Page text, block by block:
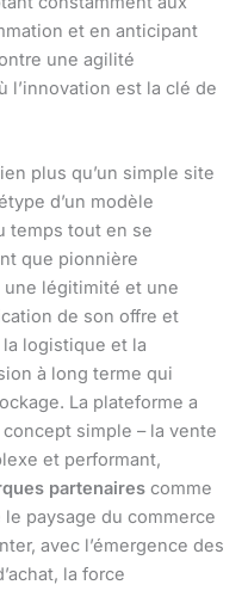
et en anticipant
une agilité
l’innovation est la clé de
plus qu’un simple site
d’un modèle
temps tout en se
que pionnière
une légitimité et une
de son offre et
logistique et la
à long terme qui
La plateforme a
simple – la vente
et performant,
partenaires comme
le paysage du commerce
avec l’émergence des
la force